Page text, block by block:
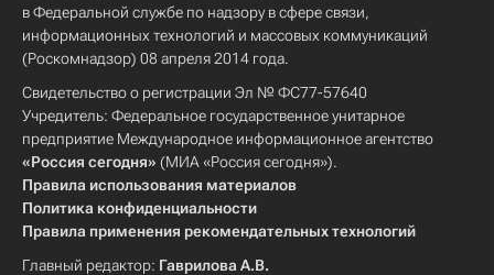
в Федеральной службе по надзору в сфере связи,
информационных технологий и массовых коммуникаций
(Роскомнадзор) 08 апреля 2014 года.
Свидетельство о регистрации Эл № ФС77-57640
Учредитель: Федеральное государственное унитарное
предприятие Международное информационное агентство
«Россия сегодня» (МИА «Россия сегодня»).
Правила использования материалов
Политика конфиденциальности
Правила применения рекомендательных технологий
Главный редактор: Гаврилова А.В.